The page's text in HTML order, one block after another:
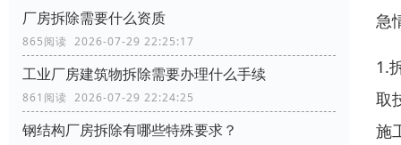
厂房拆除需要什么资质
865阅读 2026-07-29 22:25:17
工业厂房建筑物拆除需要办理什么手续
861阅读 2026-07-29 22:24:25
钢结构厂房拆除有哪些特殊要求？
急
1.
取
施